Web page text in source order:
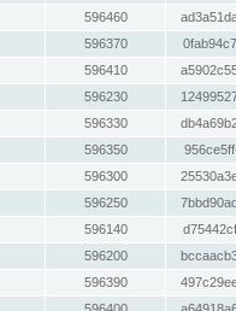
596460
596370
596410
596230
596330
596350
596300
596250
596140
596200
596390